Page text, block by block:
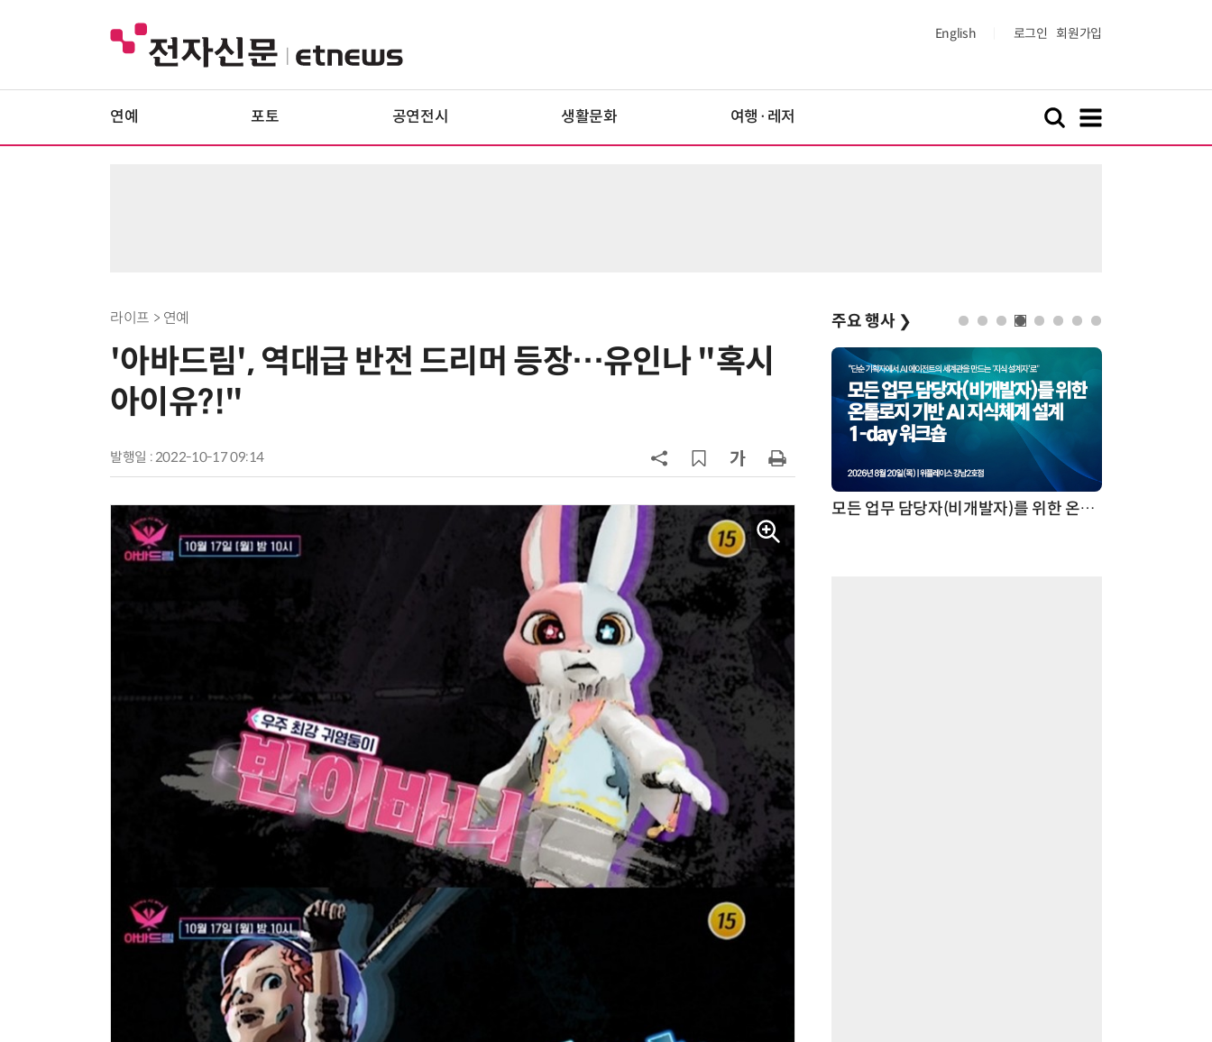
English 로그인 회원가입
연예 포토 공연전시 생활문화 여행·레저
라이프 > 연예
'아바드림', 역대급 반전 드리머 등장…유인나 "혹시
아이유?!"
발행일 : 2022-10-17 09:14
주요 행사 ❯
AI 시대의 옵저버빌리티: GPU·LLM 모니터링부터 AI 기반 장애 대응까지 체계화 된 데이터가 곧 AI 시대의 경쟁력이다 현업에서 바로 쓰는 "하네스 엔지니어링" 실습 교육 모든 업무 담당자(비개발자)를 위한 온톨로지 기반 AI 지식체계 설계 1-day 워크숍